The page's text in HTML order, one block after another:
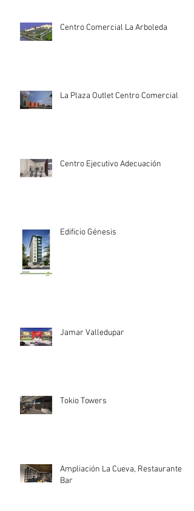
Centro Comercial La Arboleda
La Plaza Outlet Centro Comercial
Centro Ejecutivo Adecuación
Edificio Génesis
Jamar Valledupar
Tokio Towers
Ampliación La Cueva, Restaurante
Bar